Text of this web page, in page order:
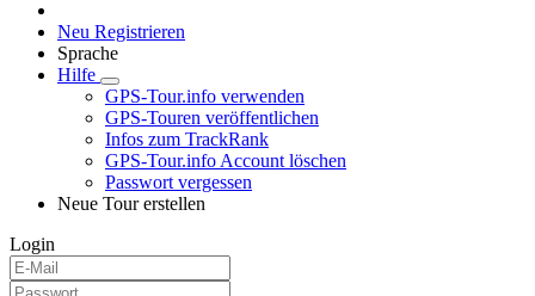
Neu Registrieren
Sprache
Hilfe
GPS-Tour.info verwenden
GPS-Touren veröffentlichen
Infos zum TrackRank
GPS-Tour.info Account löschen
Passwort vergessen
Neue Tour erstellen
Login